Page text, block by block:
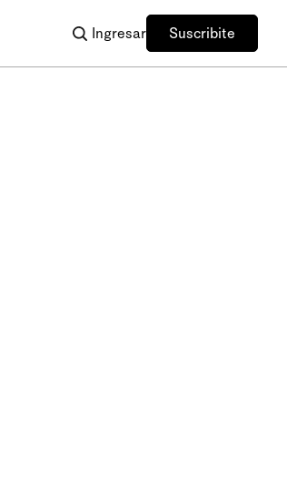
Ingresar Suscribite